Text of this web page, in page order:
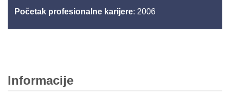
Početak profesionalne karijere: 2006
Informacije